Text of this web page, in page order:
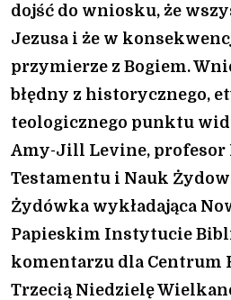
dojść do wniosku, że
Jezusa i że w
przymierze z Bogiem.
błędny z historycznego,
teologicznego punktu
Amy-Jill Levine, profesor
Testamentu i Nauk
Żydówka wykładająca
Papieskim Instytucie
komentarzu dla Centrum
Trzecią Niedzielę